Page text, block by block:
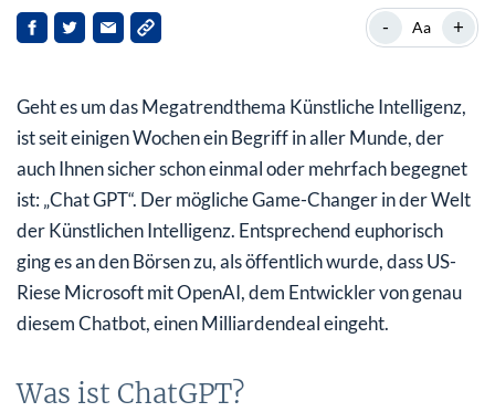
Was ist ChatGPT?
Unternehmen befassen sich reihenweise damit…
So partizipieren Sie als Anleger
- Aa +
Geht es um das Megatrendthema Künstliche Intelligenz,
ist seit einigen Wochen ein Begriff in aller Munde, der
auch Ihnen sicher schon einmal oder mehrfach begegnet
ist: „Chat GPT“. Der mögliche Game-Changer in der Welt
der Künstlichen Intelligenz. Entsprechend euphorisch
ging es an den Börsen zu, als öffentlich wurde, dass US-
Riese Microsoft mit OpenAI, dem Entwickler von genau
diesem Chatbot, einen Milliardendeal eingeht.
Was ist ChatGPT?